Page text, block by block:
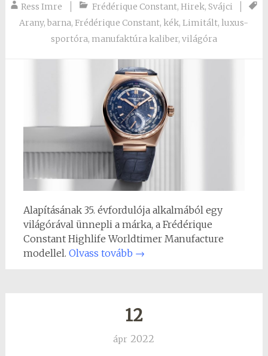
Ress Imre Frédérique Constant, Hirek, Svájci
Arany,barna,Frédérique Constant, kék,Limitált,luxus-
sportóra, manufaktúra kaliber, világóra
Alapításának 35. évfordulója alkalmából egy
világórával ünnepli a márka, a Frédérique
Constant Highlife Worldtimer Manufacture
modellel. Olvass tovább →
12
ápr 2022